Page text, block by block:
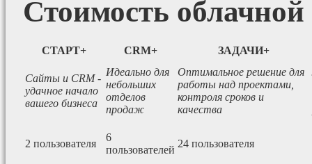
Стоимость
СТАРТ+ CRM+ ЗАДАЧИ+
Сайты и CRM -
удачное начало
вашего бизнеса
Идеально для
небольших
отделов
продаж
Оптимальное решение для
работы над проектами,
контроля сроков и
качества
2 пользователя
6
пользователей
24 пользователя